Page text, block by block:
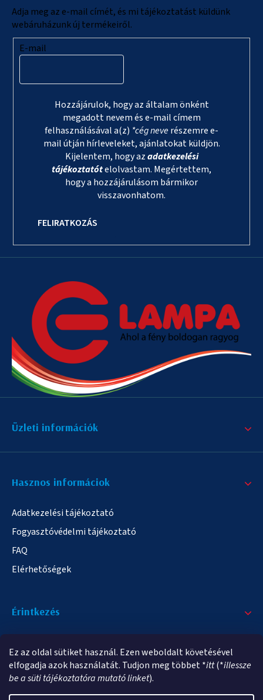
Ez az oldal sütiket használ. Ezen weboldalt követésével
elfogadja azok használatát. Tudjon meg többet *itt(*illessze
be a süti tájékoztatóra mutató linket).
Adja meg az e-mail címét, és mi tájékoztatást küldünk
webáruházunk új termékeiről.
E-mail
Hozzájárulok, hogy az általam önként
megadott nevem és e-mail címem
felhasználásával a(z) *cég neverészemre e-
mail útján hírleveleket, ajánlatokat küldjön.
Kijelentem, hogy azadatkezelési
tájékoztatótelolvastam. Megértettem,
hogy a hozzájárulásom bármikor
visszavonhatom.
FELIRATKOZÁS
Üzleti információk
Hasznos informáciok
Adatkezelési tájékoztató
Fogyasztóvédelmi tájékoztató
FAQ
Elérhetőségek
Érintkezés
info@elampa.hu